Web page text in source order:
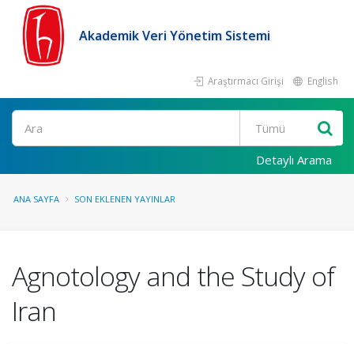
Akademik Veri Yönetim Sistemi
Araştırmacı Girişi English
Ara
Detaylı Arama
ANA SAYFA SON EKLENEN YAYINLAR
Agnotology and the Study of
Iran